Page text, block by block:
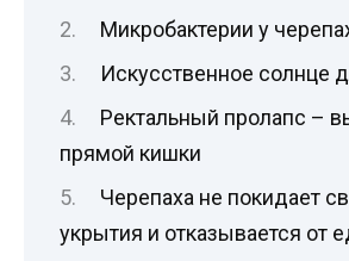
Микробактерии у
Искусственное солнце
Ректальный пролапс –
прямой кишки
Черепаха не покидает
укрытия и отказывается от